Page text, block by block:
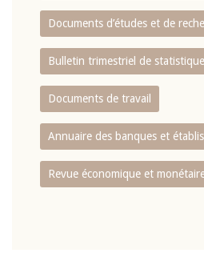
Documents d’études et de
Bulletin trimestriel de
Documents de travail
Annuaire des banques et
Revue économique et